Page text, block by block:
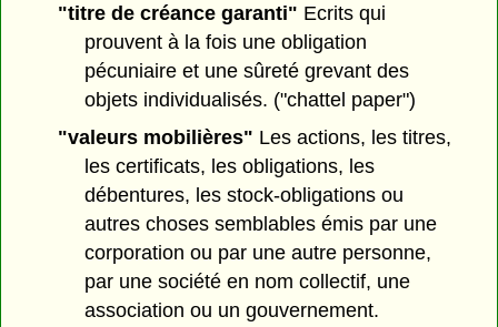
"titre de créance garanti" Ecrits qui
prouvent à la fois une obligation
pécuniaire et une sûreté grevant des
objets individualisés. ("chattel paper")
"valeurs mobilières" Les actions, les titres,
les certificats, les obligations, les
débentures, les stock-obligations ou
autres choses semblables émis par une
corporation ou par une autre personne,
par une société en nom collectif, une
association ou un gouvernement.